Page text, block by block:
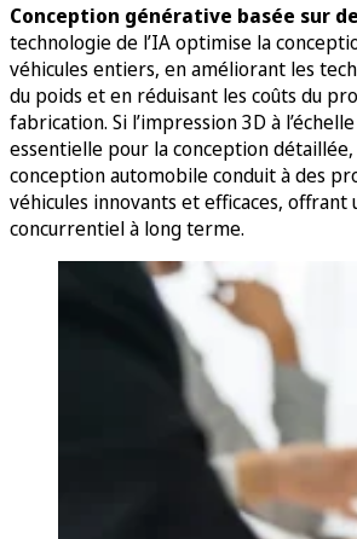
Conception générative basée sur
technologie de l’IA optimise la
véhicules entiers, en améliorant les
du poids et en réduisant les coûts du
fabrication. Si l’impression 3D à
essentielle pour la conception détaillée,
conception automobile conduit à des
véhicules innovants et efficaces, offrant
concurrentiel à long terme.